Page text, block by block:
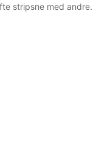
stripsne med andre.